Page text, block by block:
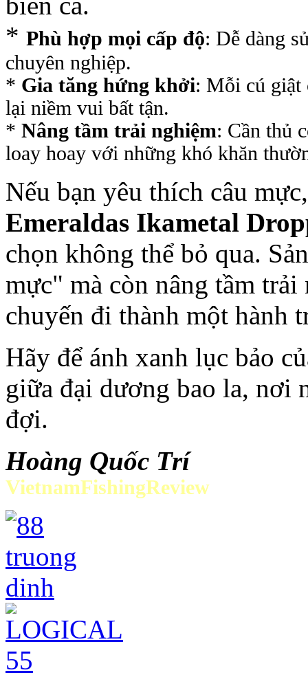
* Phù hợp mọi cấp độ: Dễ dàng
chuyên nghiệp.
* Gia tăng hứng khởi: Mỗi cú giật
lại niềm vui bất tận.
* Nâng tầm trải nghiệm: Cần thủ
loay hoay với những khó khăn
Nếu bạn yêu thích câu
Emeraldas Ikametal
chọn không thể bỏ qua.
mực" mà còn nâng tầm
chuyến đi thành một hành
Hãy để ánh xanh lục bảo
giữa đại dương bao la, nơi
đợi.
Hoàng Quốc Trí
VietnamFishingReview